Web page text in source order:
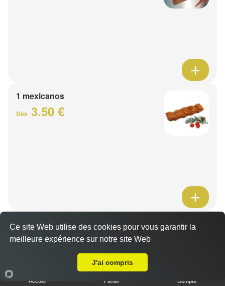
1 mexicanos
Dès 3.50 €
Barquette de viande
Dès7.50 €
1 viande au choix
Accueil Panier Compte
Ce site Web utilise des cookies pour vous garantir la
meilleure expérience sur notre site Web
J'ai compris